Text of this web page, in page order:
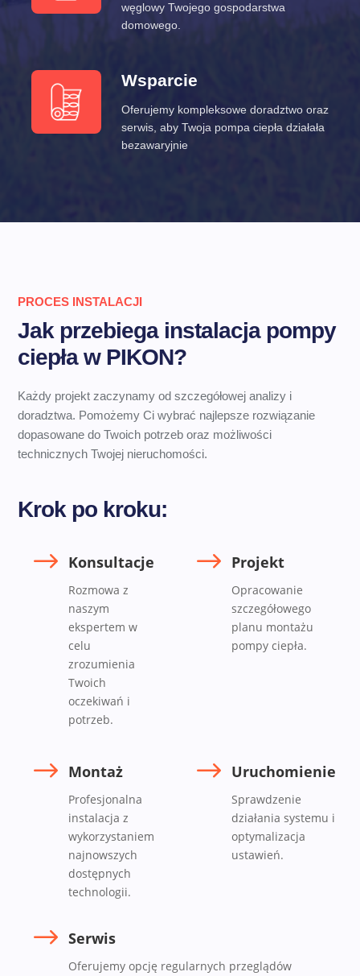
węglowy Twojego gospodarstwa
domowego.
Wsparcie
Oferujemy kompleksowe doradztwo oraz
serwis, aby Twoja pompa ciepła działała
bezawaryjnie
PROCES INSTALACJI
Jak przebiega instalacja pompy
ciepła w PIKON?
Każdy projekt zaczynamy od szczegółowej analizy i
doradztwa. Pomożemy Ci wybrać najlepsze rozwiązanie
dopasowane do Twoich potrzeb oraz możliwości
technicznych Twojej nieruchomości.
Krok po kroku:
$ Konsultacje
Rozmowa z
naszym
ekspertem w
celu
zrozumienia
Twoich
oczekiwań i
potrzeb.
$ Projekt
Opracowanie
szczegółowego
planu montażu
pompy ciepła.
$ Montaż
Profesjonalna
instalacja z
wykorzystaniem
najnowszych
dostępnych
technologii.
$ Uruchomienie
Sprawdzenie
działania systemu i
optymalizacja
ustawień.
$ Serwis
Oferujemy opcję regularnych przeglądów